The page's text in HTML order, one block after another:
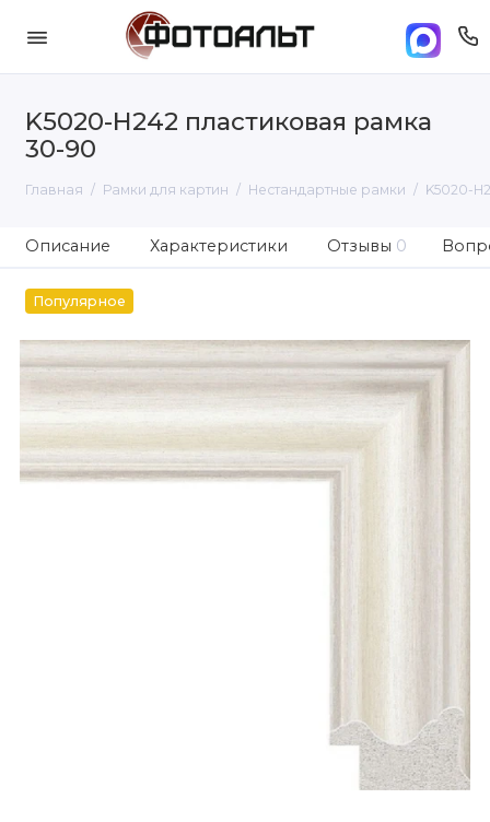
K5020-H242 пластиковая рамка
30-90
Главная Рамки для картин Нестандартные рамки K5020-
Описание Характеристики Отзывы 0
Популярное